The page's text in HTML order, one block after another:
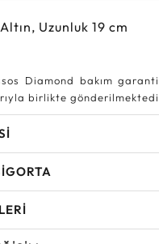
Uzunluk 19 cm
Diamond bakım
birlikte